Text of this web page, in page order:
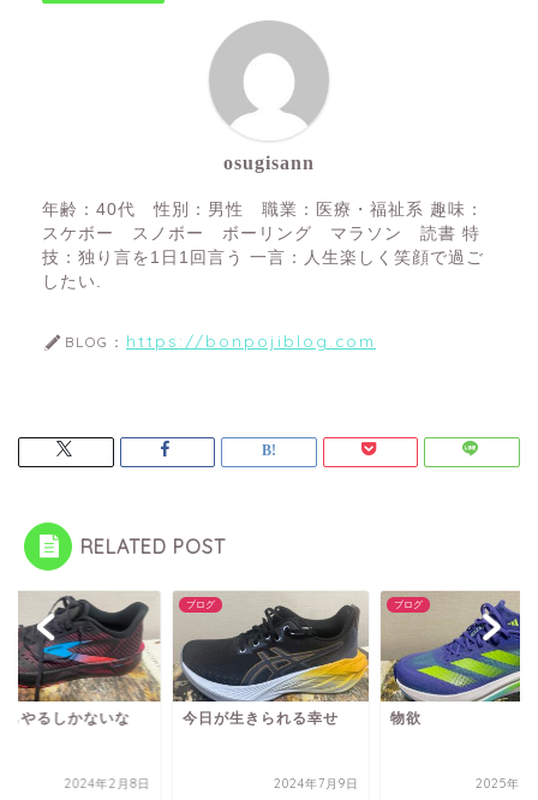
osugisann
年齢：40代 性別：男性 職業：医療・福祉系 趣味：
スケボー スノボー ボーリング マラソン 読書 特
技：独り言を1日1回言う 一言：人生楽しく笑顔で過ご
したい.
BLOG： https://bonpojiblog.com
RELATED POST
もやるしかないな
2024年2月8日
ブログ
今日が生きられる幸せ
2024年7月9日
ブログ
物欲
2025年5